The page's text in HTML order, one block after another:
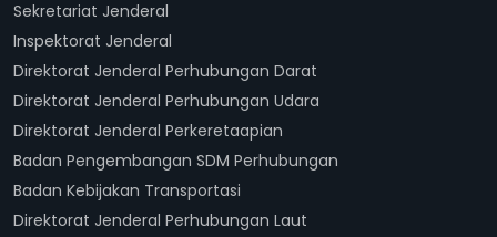
Sekretariat Jenderal
Inspektorat Jenderal
Direktorat Jenderal Perhubungan Darat
Direktorat Jenderal Perhubungan Udara
Direktorat Jenderal Perkeretaapian
Badan Pengembangan SDM Perhubungan
Badan Kebijakan Transportasi
Direktorat Jenderal Perhubungan Laut